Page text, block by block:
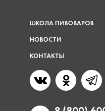
ШКОЛА ПИВОВАРОВ
НОВОСТИ
КОНТАКТЫ